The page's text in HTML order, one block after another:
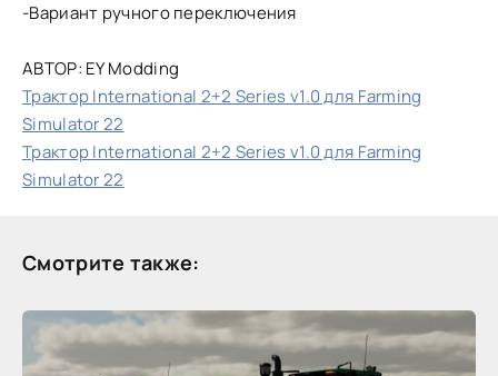
-Вариант ручного переключения
АВТОР: EY Modding
Трактор International 2+2 Series v1.0 для Farming
Simulator 22
Трактор International 2+2 Series v1.0 для Farming
Simulator 22
Смотрите также: